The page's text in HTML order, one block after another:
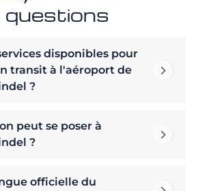
questions
disponibles pour
transit à l'aéroport de
?
peut se poser à
?
officielle du